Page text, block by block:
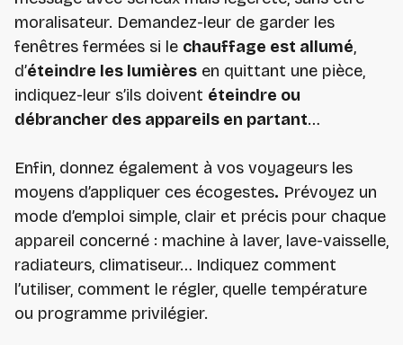
moralisateur. Demandez-leur de garder les
fenêtres fermées si le chauffage est allumé,
d’éteindre les lumières en quittant une pièce,
indiquez-leur s’ils doivent éteindre ou
débrancher des appareils en partant…
Enfin, donnez également à vos voyageurs les
moyens d’appliquer ces écogestes. Prévoyez un
mode d’emploi simple, clair et précis pour chaque
appareil concerné : machine à laver, lave-vaisselle,
radiateurs, climatiseur… Indiquez comment
l’utiliser, comment le régler, quelle température
ou programme privilégier.